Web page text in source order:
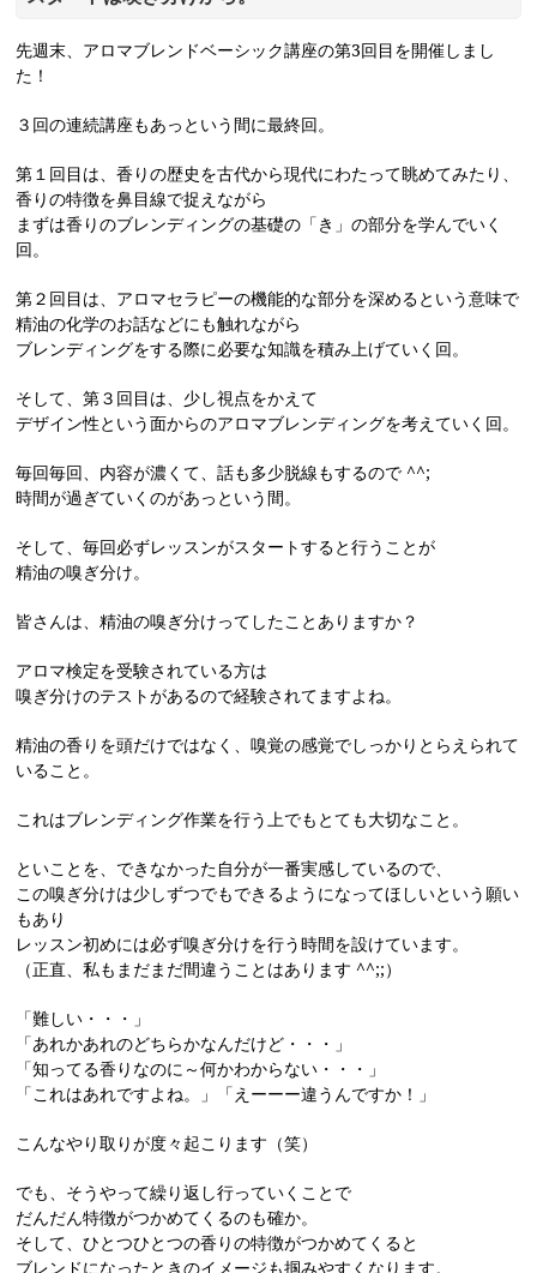
先週末、アロマブレンドベーシック講座の第3回目を開催しまし
た！
３回の連続講座もあっという間に最終回。
第１回目は、香りの歴史を古代から現代にわたって眺めてみたり、
香りの特徴を鼻目線で捉えながら
まずは香りのブレンディングの基礎の「き」の部分を学んでいく
回。
第２回目は、アロマセラピーの機能的な部分を深めるという意味で
精油の化学のお話などにも触れながら
ブレンディングをする際に必要な知識を積み上げていく回。
そして、第３回目は、少し視点をかえて
デザイン性という面からのアロマブレンディングを考えていく回。
毎回毎回、内容が濃くて、話も多少脱線もするので ^^;
時間が過ぎていくのがあっという間。
そして、毎回必ずレッスンがスタートすると行うことが
精油の嗅ぎ分け。
皆さんは、精油の嗅ぎ分けってしたことありますか？
アロマ検定を受験されている方は
嗅ぎ分けのテストがあるので経験されてますよね。
精油の香りを頭だけではなく、嗅覚の感覚でしっかりとらえられて
いること。
これはブレンディング作業を行う上でもとても大切なこと。
といことを、できなかった自分が一番実感しているので、
この嗅ぎ分けは少しずつでもできるようになってほしいという願い
もあり
レッスン初めには必ず嗅ぎ分けを行う時間を設けています。
（正直、私もまだまだ間違うことはあります ^^;;）
「難しい・・・」
「あれかあれのどちらかなんだけど・・・」
「知ってる香りなのに～何かわからない・・・」
「これはあれですよね。」「えーーー違うんですか！」
こんなやり取りが度々起こります（笑）
でも、そうやって繰り返し行っていくことで
だんだん特徴がつかめてくるのも確か。
そして、ひとつひとつの香りの特徴がつかめてくると
ブレンドになったときのイメージも掴みやすくなります。